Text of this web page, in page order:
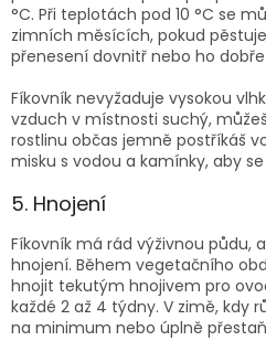
°C. Při teplotách pod 10 °C se
zimních měsících, pokud
přenesení dovnitř nebo ho
Fíkovník nevyžaduje vysokou
vzduch v místnosti suchý,
rostlinu občas jemně postříkáš
misku s vodou a kamínky, aby
5. Hnojení
Fíkovník má rád výživnou půdu,
hnojení. Během vegetačního
hnojit tekutým hnojivem pro
každé 2 až 4 týdny. V zimě, kdy
na minimum nebo úplně